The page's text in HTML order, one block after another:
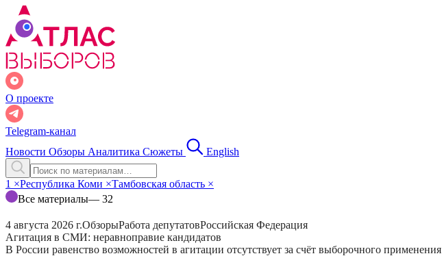
О проекте
Telegram-канал
Новости Обзоры Аналитика Сюжеты English
1 ×Республика Коми ×Тамбовская область ×
Все материалы— 32
4 августа 2026 г.ОбзорыРабота депутатовРоссийская Федерация
Агитация в СМИ: неравноправие кандидатов
В России равенство возможностей в агитации отсутствует за счёт выборочного применения